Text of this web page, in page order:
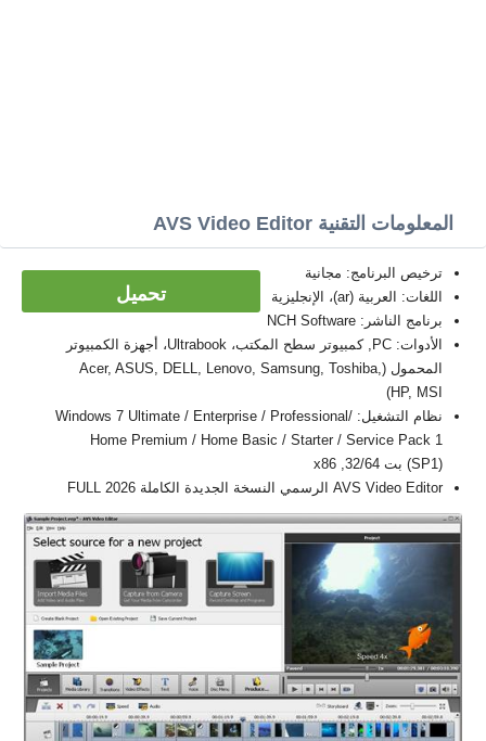
المعلومات التقنية AVS Video Editor
تحميل
ترخيص البرنامج: مجانية
اللغات: العربية (ar)، الإنجليزية
برنامج الناشر: NCH Software
الأدوات: PC, كمبيوتر سطح المكتب، Ultrabook، أجهزة الكمبيوتر
المحمول (Acer, ASUS, DELL, Lenovo, Samsung, Toshiba,
HP, MSI)
نظام التشغيل: Windows 7 Ultimate / Enterprise / Professional/
Home Premium / Home Basic / Starter / Service Pack 1
(SP1) بت 32/64, x86
AVS Video Editor الرسمي النسخة الجديدة الكاملة FULL 2026